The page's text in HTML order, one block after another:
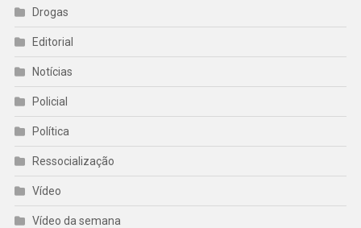
Drogas
Editorial
Notícias
Policial
Política
Ressocialização
Vídeo
Vídeo da semana